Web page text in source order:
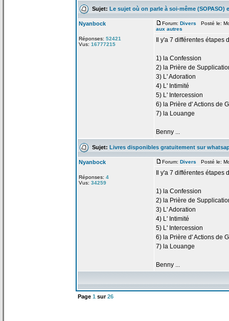
Sujet: Le sujet où on parle à soi-même (SOPASO)
Nyanbock
Réponses: 52421
Vus: 16777215
Forum: Divers Posté le:
aux autres
Il y'a 7 différentes étapes
1) la Confession
2) la Prière de
3) L' Adoration
4) L' Intimité
5) L' Intercession
6) la Prière d' Actions de
7) la Louange
Benny ...
Sujet: Livres disponibles gratuitement sur
Nyanbock
Réponses: 4
Vus: 34259
Forum: Divers Posté le:
Il y'a 7 différentes étapes
1) la Confession
2) la Prière de
3) L' Adoration
4) L' Intimité
5) L' Intercession
6) la Prière d' Actions de
7) la Louange
Benny ...
Page 1 sur26